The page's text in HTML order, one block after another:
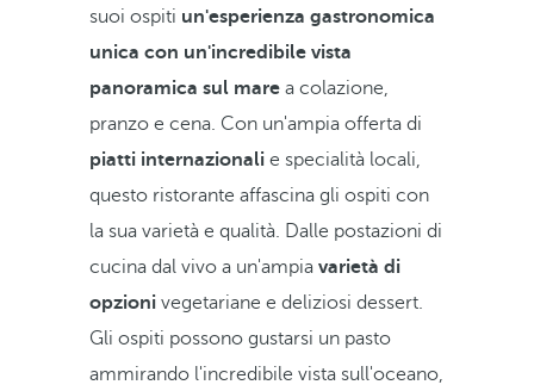
suoi ospiti un'esperienza gastronomica
unica con un'incredibile vista
panoramica sul marea colazione,
pranzo e cena. Con un'ampia offerta di
piatti internazionalie specialità locali,
questo ristorante affascina gli ospiti con
la sua varietà e qualità. Dalle postazioni di
cucina dal vivo a un'ampia varietà di
opzioni vegetariane e deliziosi dessert.
Gli ospiti possono gustarsi un pasto
ammirando l'incredibile vista sull'oceano,